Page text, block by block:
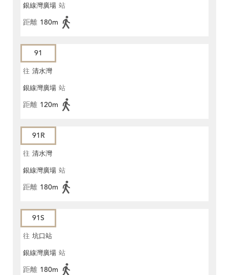
銀線灣廣場 站
距離 180m
91
往 清水灣
銀線灣廣場 站
距離 120m
91R
往 清水灣
銀線灣廣場 站
距離 180m
91S
往 坑口站
銀線灣廣場 站
距離 180m